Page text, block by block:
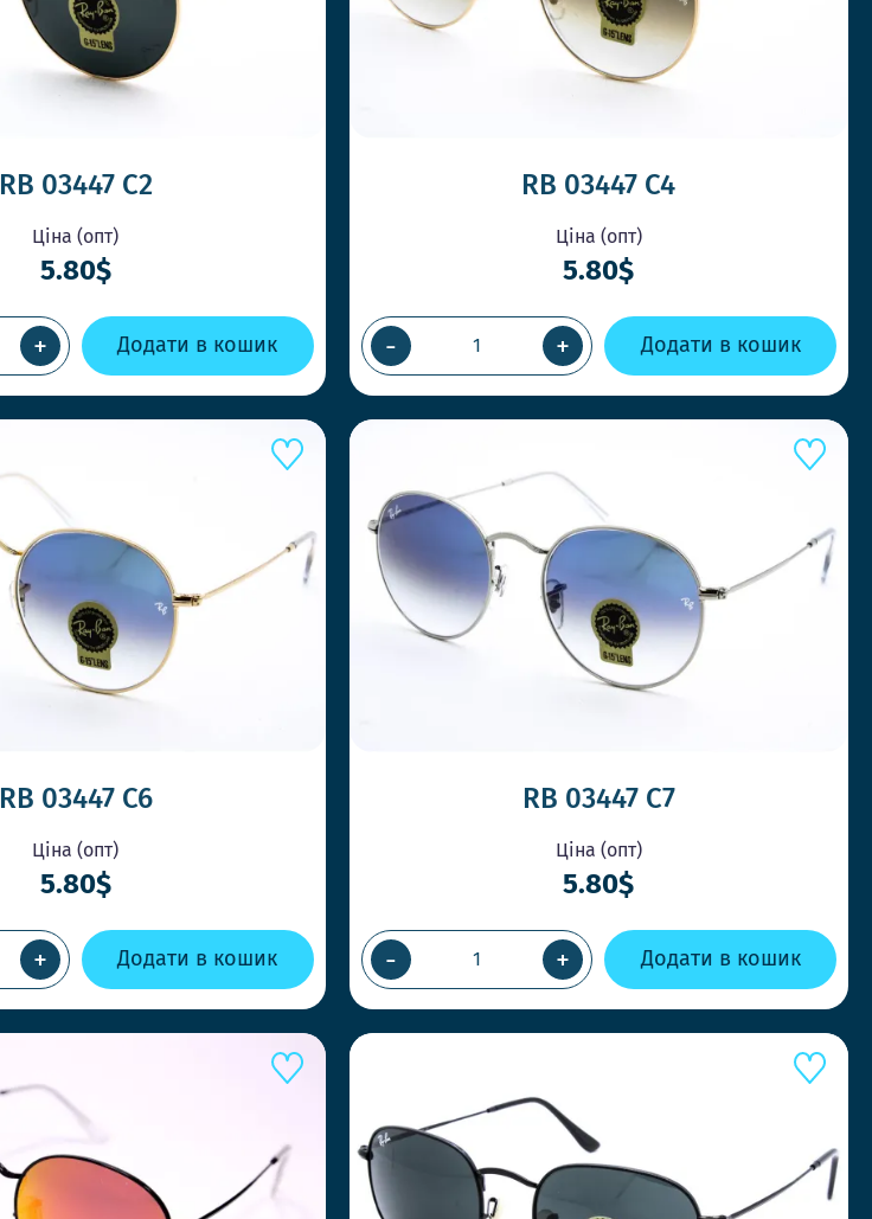
RB 03447 C2
Ціна (опт)
5.80$
+ Додати в кошик
RB 03447 C4
Ціна (опт)
5.80$
- + Додати в кошик
RB 03447 C6
Ціна (опт)
5.80$
+ Додати в кошик
RB 03447 C7
Ціна (опт)
5.80$
- + Додати в кошик
Працюємо швидко, щоб Ви завжди отримували
товар коли потрібно
НОВІ СТИЛЬНІ МОДЕЛІ ЩОТИЖНЯ
Ловіть тренди першими та дивуйте своїх клієнтів.